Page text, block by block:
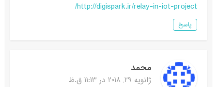
http://digispark.ir/relay-in-iot-project/
پاسخ
محمد
ژانویه 29, 2018 در 11:13 ق.ظ